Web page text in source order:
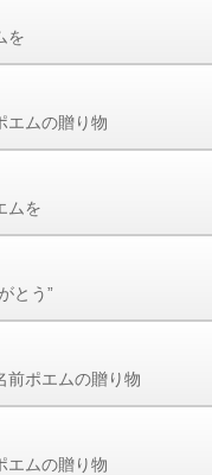
を
エムの贈り物
ムを
とう”
前ポエムの贈り物
エムの贈り物